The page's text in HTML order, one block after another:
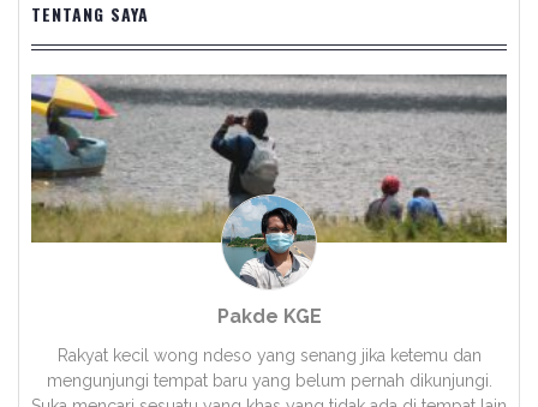
TENTANG SAYA
Pakde KGE
Rakyat kecil wong ndeso yang senang jika ketemu dan
mengunjungi tempat baru yang belum pernah dikunjungi.